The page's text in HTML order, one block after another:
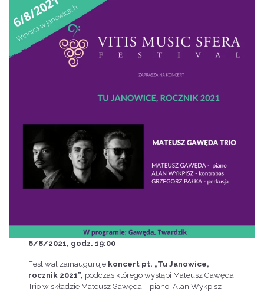
6/8/2021, godz. 19:00
Festiwal zainauguruje koncert pt. „Tu Janowice,
rocznik 2021”, podczas którego wystąpi Mateusz Gawęda
Trio w składzie Mateusz Gawęda – piano, Alan Wykpisz –